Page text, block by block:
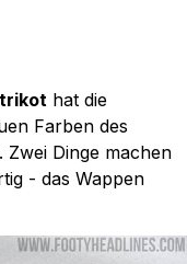
hat die
Farben des
Dinge machen
- das Wappen